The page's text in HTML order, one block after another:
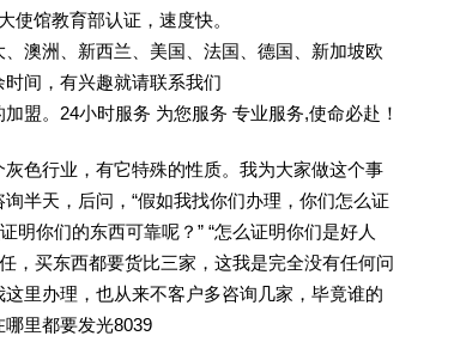
使馆教育部认证，速度快。
澳洲、新西兰、美国、法国、德国、新加坡欧
间，有兴趣就请联系我们
盟。24小时服务 为您服务 专业服务,使命必赴！
色行业，有它特殊的性质。我为大家做这个事
半天，后问，“假如我找你们办理，你们怎么证
明你们的东西可靠呢？” “怎么证明你们是好人
，买东西都要货比三家，这我是完全没有任何问
里办理，也从来不客户多咨询几家，毕竟谁的
里都要发光8039